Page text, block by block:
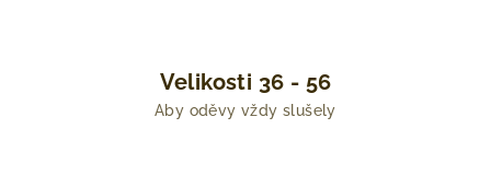
Velikosti 36 - 56
Aby oděvy vždy slušely